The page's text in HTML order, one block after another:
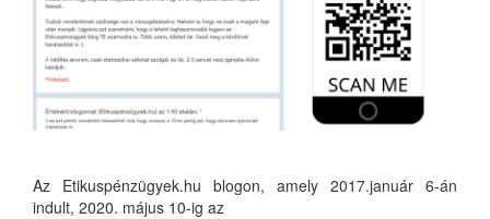
Az Etikuspénzügyek.hu blogon, amely 2017.január 6-án
indult, 2020. május 10-ig az